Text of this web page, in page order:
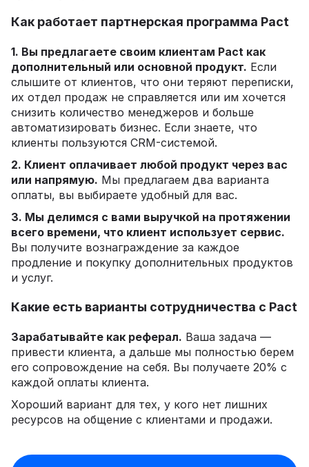
Как работает партнерская программа Pact
1. Вы предлагаете своим клиентам Pact как
дополнительный или основной продукт. Если
слышите от клиентов, что они теряют переписки,
их отдел продаж не справляется или им хочется
снизить количество менеджеров и больше
автоматизировать бизнес. Если знаете, что
клиенты пользуются CRM-системой.
2. Клиент оплачивает любой продукт через вас
или напрямую. Мы предлагаем два варианта
оплаты, вы выбираете удобный для вас.
3. Мы делимся с вами выручкой на протяжении
всего времени, что клиент использует сервис.
Вы получите вознаграждение за каждое
продление и покупку дополнительных продуктов
и услуг.
Какие есть варианты сотрудничества с Pact
Зарабатывайте как реферал. Ваша задача —
привести клиента, а дальше мы полностью берем
его сопровождение на себя. Вы получаете 20% с
каждой оплаты клиента.
Хороший вариант для тех, у кого нет лишних
ресурсов на общение с клиентами и продажи.